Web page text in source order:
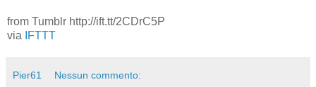
from Tumblr http://ift.tt/2CDrC5P
via
IFTTT
Pier61 Nessun commento: